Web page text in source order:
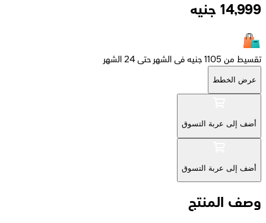
14,999 جنيه
تقسيط من 1105 جنيه فى الشهر حتى 24 الشهر
عرض الخطط
أضف إلى عربة التسوق
أضف إلى عربة التسوق
وصف المنتج